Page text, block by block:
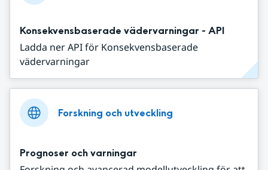
Konsekvensbaserade vädervarningar - API
Ladda ner API för Konsekvensbaserade
vädervarningar
Forskning och utveckling
Prognoser och varningar